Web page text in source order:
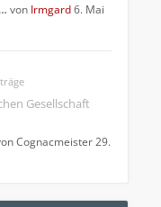
von Irmgard6. Mai
Gesellschaft
Cognacmeister29.